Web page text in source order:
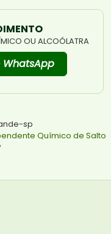
OU ALCOÓLATRA
WhatsApp
sp
Químico de Salto